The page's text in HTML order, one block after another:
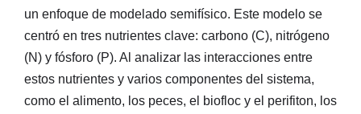
un enfoque de modelado semifísico. Este modelo se
centró en tres nutrientes clave: carbono (C), nitrógeno
(N) y fósforo (P). Al analizar las interacciones entre
estos nutrientes y varios componentes del sistema,
como el alimento, los peces, el biofloc y el perifiton, los